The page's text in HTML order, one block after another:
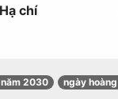
Hạ chí
2030 ngày